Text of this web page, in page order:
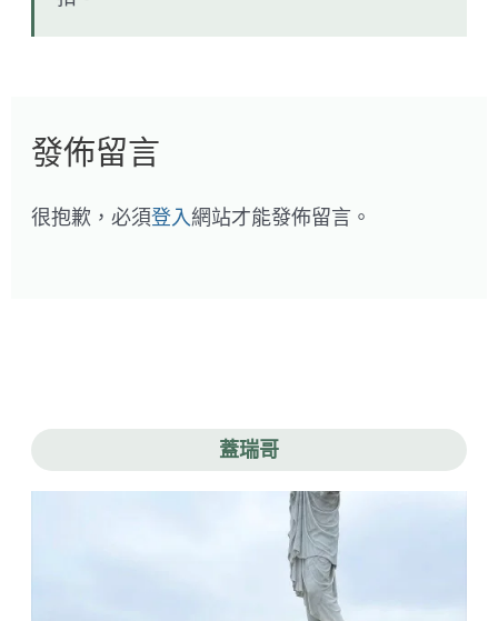
發佈留言
很抱歉，必須登入網站才能發佈留言。
蓋瑞哥